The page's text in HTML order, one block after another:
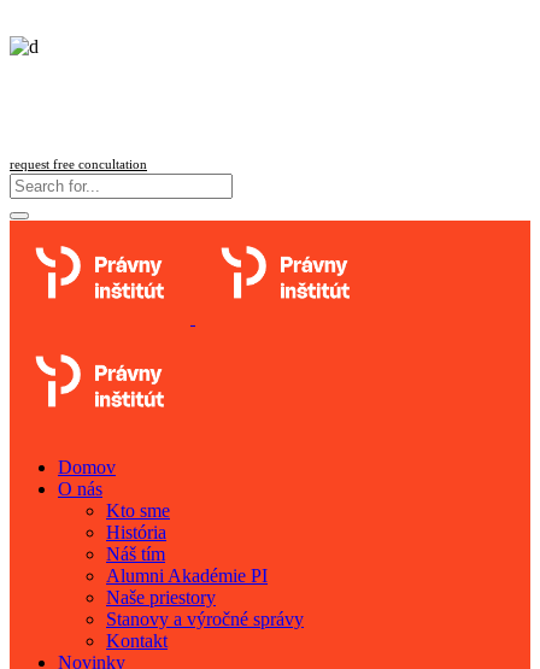
request free concultation
Domov
O nás
Kto sme
História
Náš tím
Alumni Akadémie PI
Naše priestory
Stanovy a výročné správy
Kontakt
Novinky